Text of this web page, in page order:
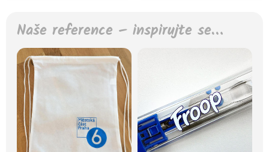
Naše reference – inspirujte se…